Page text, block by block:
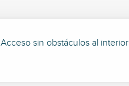
Acceso sin obstáculos al interior